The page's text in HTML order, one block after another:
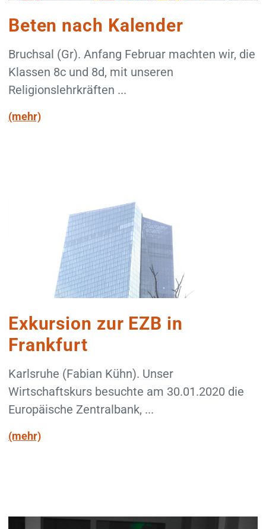
Beten nach Kalender
Bruchsal (Gr). Anfang Februar machten wir, die
Klassen 8c und 8d, mit unseren
Religionslehrkräften ...
(mehr)
Exkursion zur EZB in
Frankfurt
Karlsruhe (Fabian Kühn). Unser
Wirtschaftskurs besuchte am 30.01.2020 die
Europäische Zentralbank, ...
(mehr)